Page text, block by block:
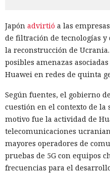
Japón advirtió a las
de filtración de tecnologías
la reconstrucción de
posibles amenazas
Huawei en redes de quinta
Según fuentes, el gobierno
cuestión en el contexto de la
motivo fue la actividad de
telecomunicaciones
mayores operadores de
pruebas de 5G con equipos
frecuencias para el